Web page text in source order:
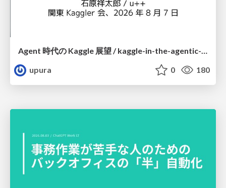
Agent 時代の Kaggle 展望 / kaggle-in-the-agentic-era
upura
0 180